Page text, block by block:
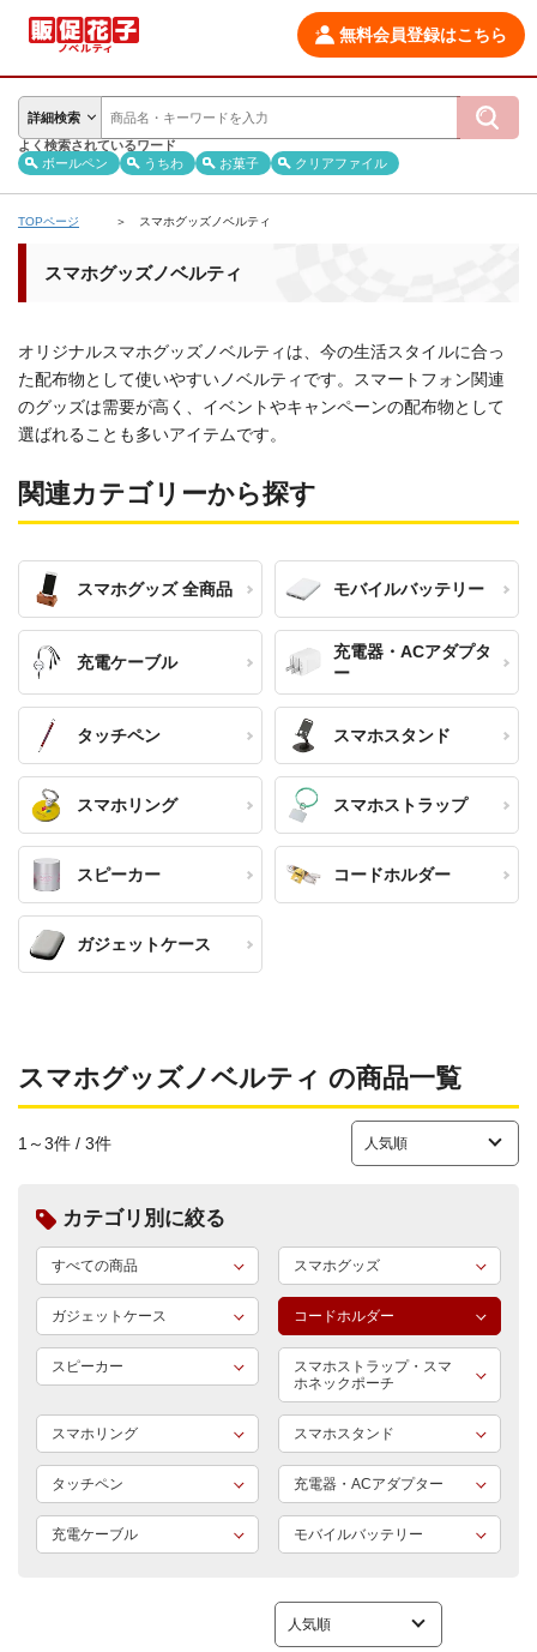
無料会員登録はこちら
詳細検索
よく検索されているワード
ボールペン
うちわ お菓子 クリアファイル
TOPページ スマホグッズノベルティ
スマホグッズノベルティ
オリジナルスマホグッズノベルティは、今の生活スタイルに合っ
た配布物として使いやすいノベルティです。スマートフォン関連
のグッズは需要が高く、イベントやキャンペーンの配布物として
選ばれることも多いアイテムです。
関連カテゴリーから探す
スマホグッズ 全商品 モバイルバッテリー
充電ケーブル
充電器・ACアダプタ
ー
タッチペン スマホスタンド
スマホリング スマホストラップ
スピーカー コードホルダー
ガジェットケース
スマホグッズノベルティ の商品一覧
1～3件 / 3件
カテゴリ別に絞る
すべての商品 スマホグッズ
ガジェットケース コードホルダー
スピーカー
スマホストラップ・スマ
ホネックポーチ
スマホリング スマホスタンド
タッチペン 充電器・ACアダプター
充電ケーブル モバイルバッテリー